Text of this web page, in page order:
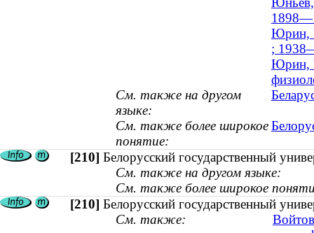
Юрин,
;
Юрин,
См. также на другом
языке:
См. также более широкое
понятие:
[210] Белорусский государственный
См. также на другом языке:
См. также более широкое
[210] Белорусский государственный
См. также: